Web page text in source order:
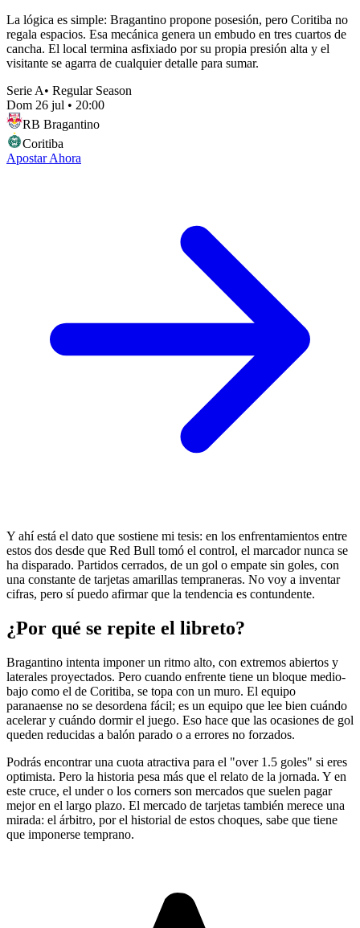
La lógica es simple: Bragantino propone posesión, pero Coritiba no
regala espacios. Esa mecánica genera un embudo en tres cuartos de
cancha. El local termina asfixiado por su propia presión alta y el
visitante se agarra de cualquier detalle para sumar.
Serie A• Regular Season
Dom 26 jul • 20:00
RB Bragantino
Coritiba
Apostar Ahora
Y ahí está el dato que sostiene mi tesis: en los enfrentamientos entre
estos dos desde que Red Bull tomó el control, el marcador nunca se
ha disparado. Partidos cerrados, de un gol o empate sin goles, con
una constante de tarjetas amarillas tempraneras. No voy a inventar
cifras, pero sí puedo afirmar que la tendencia es contundente.
¿Por qué se repite el libreto?
Bragantino intenta imponer un ritmo alto, con extremos abiertos y
laterales proyectados. Pero cuando enfrente tiene un bloque medio-
bajo como el de Coritiba, se topa con un muro. El equipo
paranaense no se desordena fácil; es un equipo que lee bien cuándo
acelerar y cuándo dormir el juego. Eso hace que las ocasiones de gol
queden reducidas a balón parado o a errores no forzados.
Podrás encontrar una cuota atractiva para el "over 1.5 goles" si eres
optimista. Pero la historia pesa más que el relato de la jornada. Y en
este cruce, el under o los corners son mercados que suelen pagar
mejor en el largo plazo. El mercado de tarjetas también merece una
mirada: el árbitro, por el historial de estos choques, sabe que tiene
que imponerse temprano.